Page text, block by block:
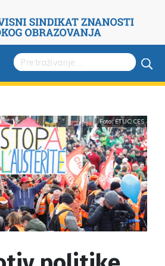
Foto: ETUC CES